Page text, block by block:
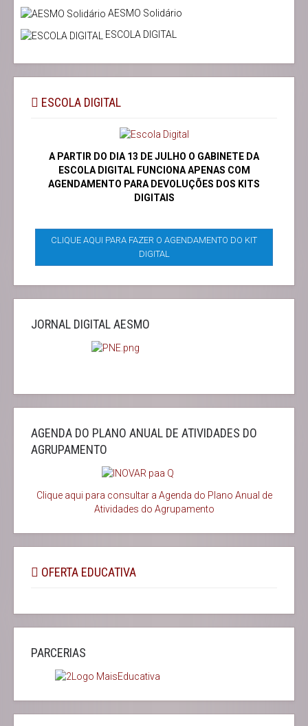
AESMO Solidário
ESCOLA DIGITAL
ESCOLA DIGITAL
A PARTIR DO DIA 13 DE JULHO O GABINETE DA
ESCOLA DIGITAL FUNCIONA APENAS COM
AGENDAMENTO PARA DEVOLUÇÕES DOS KITS
DIGITAIS
CLIQUE AQUI PARA FAZER O AGENDAMENTO DO KIT
DIGITAL
JORNAL DIGITAL AESMO
AGENDA DO PLANO ANUAL DE ATIVIDADES DO
AGRUPAMENTO
Clique aqui para consultar a Agenda do Plano Anual de
Atividades do Agrupamento
OFERTA EDUCATIVA
PARCERIAS